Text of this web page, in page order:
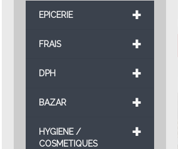
+
EPICERIE
+
FRAIS
+
DPH
+
BAZAR
+
HYGIENE /
COSMETIQUES